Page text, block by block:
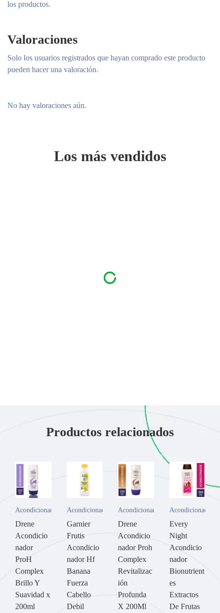
los productos.
Valoraciones
No hay valoraciones aún.
Solo los usuarios registrados que hayan comprado este producto
pueden hacer una valoración.
Los más vendidos
Productos relacionados
Acondicionador
Drene
Acondicio
nador
ProH
Complex
Brillo Y
Suavidad x
200ml
Acondicionador
Garnier
Frutis
Acondicio
nador Hf
Banana
Fuerza
Cabello
Debil
Acondicionador
Drene
Acondicio
nador Proh
Complex
Revitalizac
ión
Profunda
X 200Ml
Acondicionador
Every
Night
Acondicio
nador
Bionutrient
es
Extractos
De Frutas